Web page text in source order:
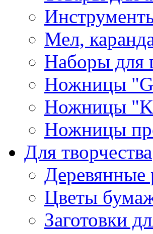
Мел,
Наборы для
Ножницы
Ножницы
Ножницы
Для творчества
Деревянные
Цветы
Заготовки